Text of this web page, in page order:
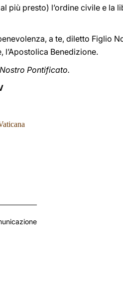
più presto) l’ordine civile e la
a te, diletto Figlio
Benedizione.
Pontificato.